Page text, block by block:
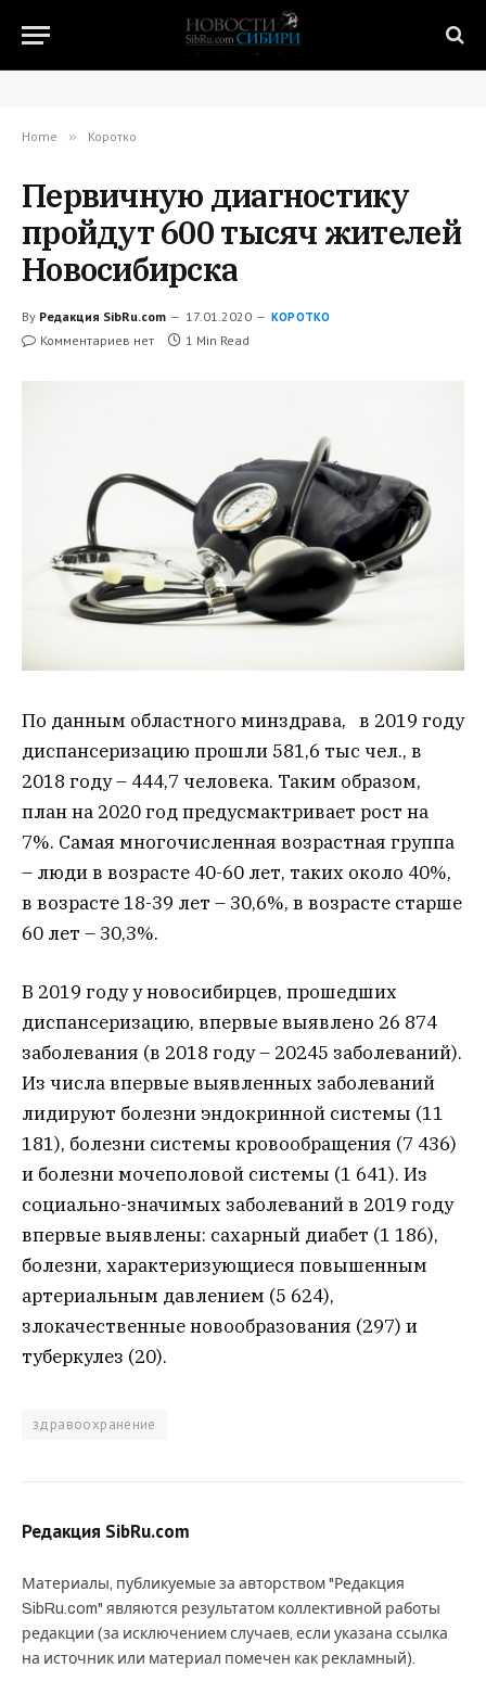
Home » Коротко
Первичную диагностику
пройдут 600 тысяч жителей
Новосибирска
By Редакция SibRu.com 17.01.2020 КОРОТКО
Комментариев нет 1 Min Read
По данным областного минздрава, в 2019 году
диспансеризацию прошли 581,6 тыс чел., в
2018 году – 444,7 человека. Таким образом,
план на 2020 год предусмактривает рост на
7%. Самая многочисленная возрастная группа
– люди в возрасте 40-60 лет, таких около 40%,
в возрасте 18-39 лет – 30,6%, в возрасте старше
60 лет – 30,3%.
В 2019 году у новосибирцев, прошедших
диспансеризацию, впервые выявлено 26 874
заболевания (в 2018 году – 20245 заболеваний).
Из числа впервые выявленных заболеваний
лидируют болезни эндокринной системы (11
181), болезни системы кровообращения (7 436)
и болезни мочеполовой системы (1 641). Из
социально-значимых заболеваний в 2019 году
впервые выявлены: сахарный диабет (1 186),
болезни, характеризующиеся повышенным
артериальным давлением (5 624),
злокачественные новообразования (297) и
туберкулез (20).
здравоохранение
Редакция SibRu.com
Материалы, публикуемые за авторством "Редакция
SibRu.com" являются результатом коллективной работы
редакции (за исключением случаев, если указана ссылка
на источник или материал помечен как рекламный).